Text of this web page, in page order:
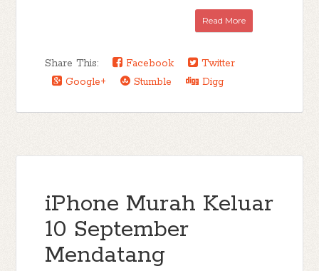
Read More
Share This: Facebook
Twitter
Google+
Stumble Digg
iPhone Murah Keluar
10 September
Mendatang